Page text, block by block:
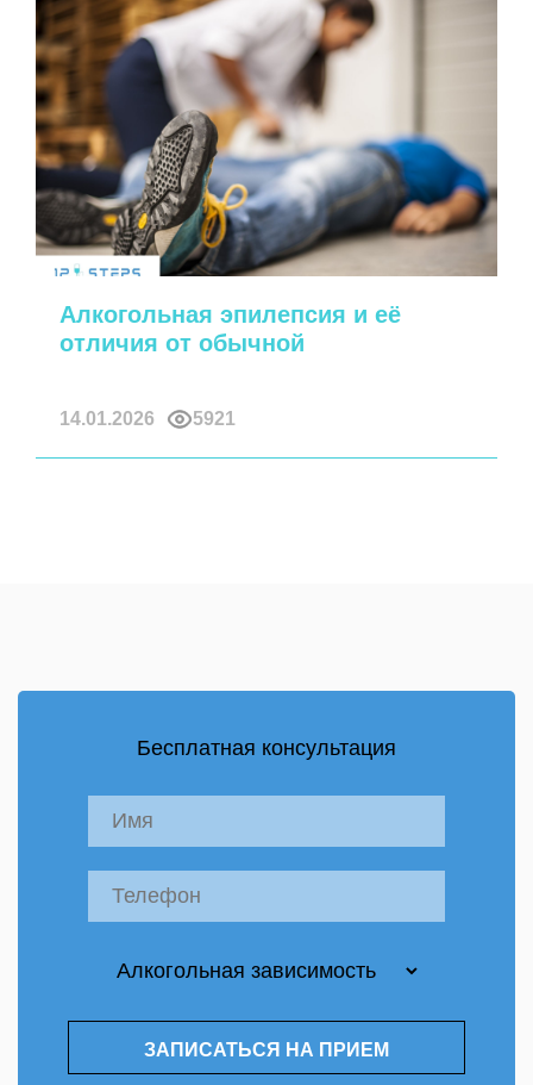
Алкогольная эпилепсия и её
отличия от обычной
14.01.2026 5921
Бесплатная консультация